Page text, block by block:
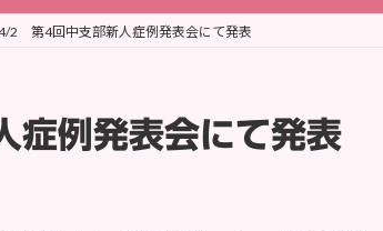
2 第4回中支部新人症例発表会にて発表
例発表会にて発表